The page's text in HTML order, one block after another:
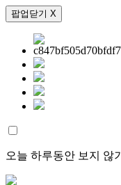
팝업닫기 X
오늘 하루동안 보지 않기